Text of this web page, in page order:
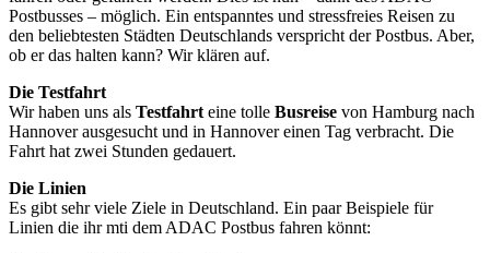
Postbusses – möglich. Ein entspanntes und stressfreies Reisen zu
den beliebtesten Städten Deutschlands verspricht der Postbus. Aber,
ob er das halten kann? Wir klären auf.
Die Testfahrt
Wir haben uns als Testfahrt eine tolle Busreise von Hamburg nach
Hannover ausgesucht und in Hannover einen Tag verbracht. Die
Fahrt hat zwei Stunden gedauert.
Die Linien
Es gibt sehr viele Ziele in Deutschland. Ein paar Beispiele für
Linien die ihr mti dem ADAC Postbus fahren könnt: